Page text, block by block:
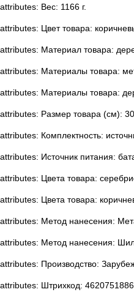
attributes: Вес: 1166 г.
attributes: Цвет товара:
attributes: Материал товара:
attributes: Материалы товара:
attributes: Материалы товара:
attributes: Размер товара (см):
attributes: Комплектность:
attributes: Источник питания:
attributes: Цвета товара:
attributes: Цвета товара:
attributes: Метод нанесения:
attributes: Метод нанесения:
attributes: Производство:
attributes: Штрихкод: